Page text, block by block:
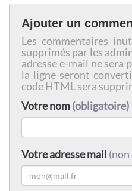
Ajouter un
Les commentaires
supprimés par les
adresse e-mail ne sera
la ligne seront
code HTML sera
Votre nom(obligatoire)
Votre adresse mail